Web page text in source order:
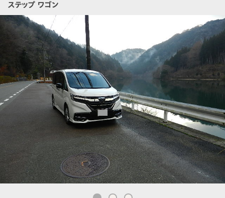
ステップ ワゴン